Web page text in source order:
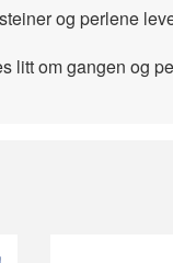
og perlene
litt om gangen og